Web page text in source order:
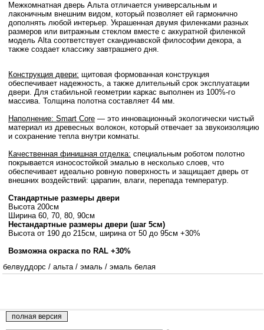
Межкомнатная дверь Альта отличается универсальным и
лаконичным внешним видом, который позволяет ей гармонично
дополнять любой интерьер. Украшенная двумя филенками разных
размеров или витражным стеклом вместе с аккуратной филенкой
модель Alta соответствует скандинавской философии декора, а
также создает классику завтрашнего дня.
Конструкция двери: щитовая формованная конструкция
обеспечивает надежность, а также длительный срок эксплуатации
двери. Для стабильной геометрии каркас выполнен из 100%-го
массива. Толщина полотна составляет 44 мм.
Наполнение: Smart Core — это инновационный экологически чистый
материал из древесных волокон, который отвечает за звукоизоляцию
и сохранение тепла внутри комнаты.
Качественная финишная отделка: специальным роботом полотно
покрывается износостойкой эмалью в несколько слоев, что
обеспечивает идеально ровную поверхность и защищает дверь от
внешних воздействий: царапин, влаги, перепада температур.
Стандартные размеры двери
Высота 200см
Ширина 60, 70, 80, 90см
Нестандартные размеры двери (шаг 5см)
Высота от 190 до 215см, ширина от 50 до 95см +30%
Возможна окраска по RAL +30%
белвуддорс / альта/ эмаль / эмаль белая